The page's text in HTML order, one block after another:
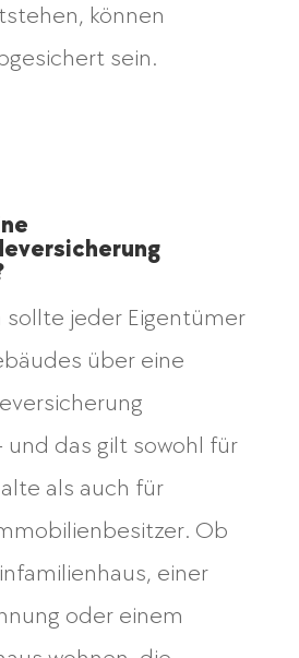
können
sein.
jeder Eigentümer
über eine
und das gilt sowohl für
als auch für
Ob
einer
oder einem